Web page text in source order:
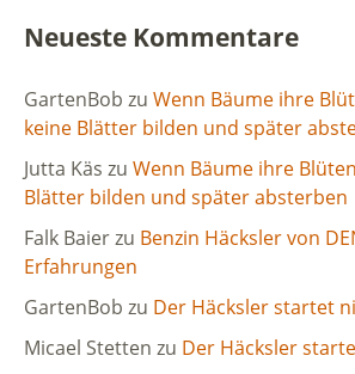
Neueste Kommentare
GartenBob zu Wenn Bäume ihre
keine Blätter bilden und später
Jutta Käs zu Wenn Bäume ihre
Blätter bilden und später absterben
Falk Baierzu Benzin Häcksler von
Erfahrungen
GartenBob zu Der Häcksler startet
Micael Stetten zu Der Häcksler